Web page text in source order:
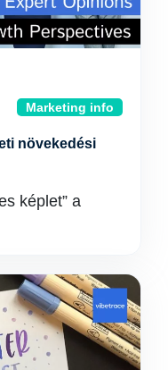
Marketing info
növekedési
képlet” a